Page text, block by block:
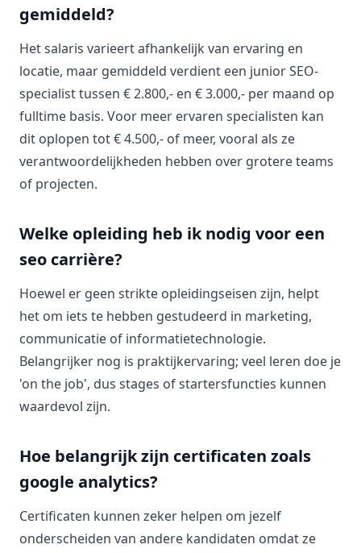
gemiddeld?
Het salaris varieert afhankelijk van ervaring en
locatie, maar gemiddeld verdient een junior SEO-
specialist tussen € 2.800,- en € 3.000,- per maand op
fulltime basis. Voor meer ervaren specialisten kan
dit oplopen tot € 4.500,- of meer, vooral als ze
verantwoordelijkheden hebben over grotere teams
of projecten.
Welke opleiding heb ik nodig voor een
seo carrière?
Hoewel er geen strikte opleidingseisen zijn, helpt
het om iets te hebben gestudeerd in marketing,
communicatie of informatietechnologie.
Belangrijker nog is praktijkervaring; veel leren doe je
'on the job', dus stages of startersfuncties kunnen
waardevol zijn.
Hoe belangrijk zijn certificaten zoals
google analytics?
Certificaten kunnen zeker helpen om jezelf
onderscheiden van andere kandidaten omdat ze